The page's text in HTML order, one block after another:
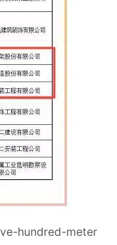
hundred-meter